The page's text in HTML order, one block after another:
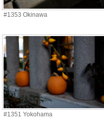
#1353 Okinawa
#1351 Yokohama